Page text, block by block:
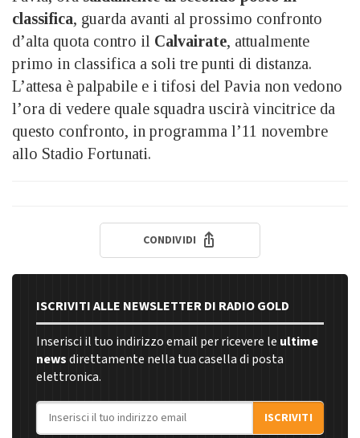
classifica, guarda avanti al prossimo confronto
d’alta quota contro il Calvairate, attualmente
primo in classifica a soli tre punti di distanza.
L’attesa è palpabile e i tifosi del Pavia non vedono
l’ora di vedere quale squadra uscirà vincitrice da
questo confronto, in programma l’11 novembre
allo Stadio Fortunati.
CONDIVIDI
ISCRIVITI ALLE NEWSLETTER DI RADIO GOLD
Inserisci il tuo indirizzo email per ricevere le ultime
newsdirettamente nella tua casella di posta
elettronica.
Indirizzo email
ISCRIVITI